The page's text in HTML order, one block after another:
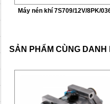
Máy nén khí 7S709/12V/8PK/
SẢN PHẨM CÙNG